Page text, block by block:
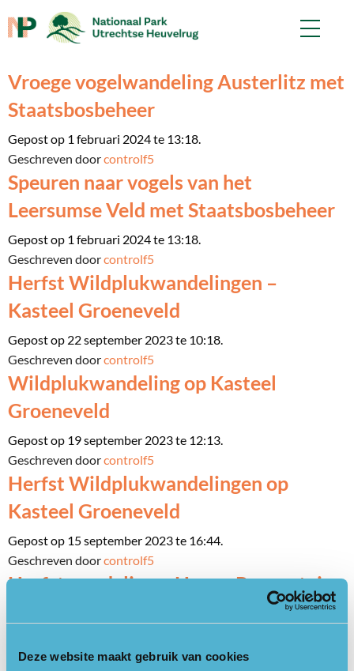
Deze website maakt gebruik van cookies
Vroege vogelwandeling Austerlitz met
Staatsbosbeheer
Gepost op 1 februari 2024 te 13:18.
Geschreven doorcontrolf5
Speuren naar vogels van het
Leersumse Veld met Staatsbosbeheer
Gepost op 1 februari 2024 te 13:18.
Geschreven doorcontrolf5
Herfst Wildplukwandelingen –
Kasteel Groeneveld
Gepost op 22 september 2023 te 10:18.
Geschreven doorcontrolf5
Wildplukwandeling op Kasteel
Groeneveld
Gepost op 19 september 2023 te 12:13.
Geschreven doorcontrolf5
Herfst Wildplukwandelingen op
Kasteel Groeneveld
Gepost op 15 september 2023 te 16:44.
Geschreven doorcontrolf5
Herfstwandeling – Hoeve Ravenstein
Een heerlijke herfstwandeling –